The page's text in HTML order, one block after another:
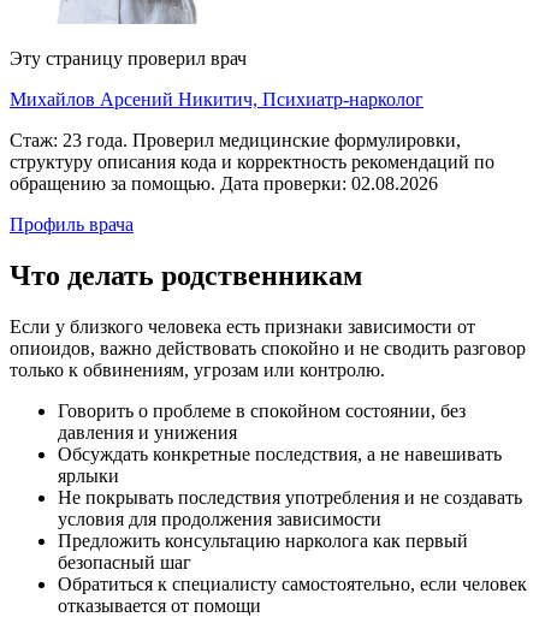
Эту страницу проверил врач
Михайлов Арсений Никитич, Психиатр-нарколог
Стаж: 23 года. Проверил медицинские формулировки,
структуру описания кода и корректность рекомендаций по
обращению за помощью. Дата проверки: 02.08.2026
Профиль врача
Что делать родственникам
Если у близкого человека есть признаки зависимости от
опиоидов, важно действовать спокойно и не сводить разговор
только к обвинениям, угрозам или контролю.
Говорить о проблеме в спокойном состоянии, без
давления и унижения
Обсуждать конкретные последствия, а не навешивать
ярлыки
Не покрывать последствия употребления и не создавать
условия для продолжения зависимости
Предложить консультацию нарколога как первый
безопасный шаг
Обратиться к специалисту самостоятельно, если человек
отказывается от помощи